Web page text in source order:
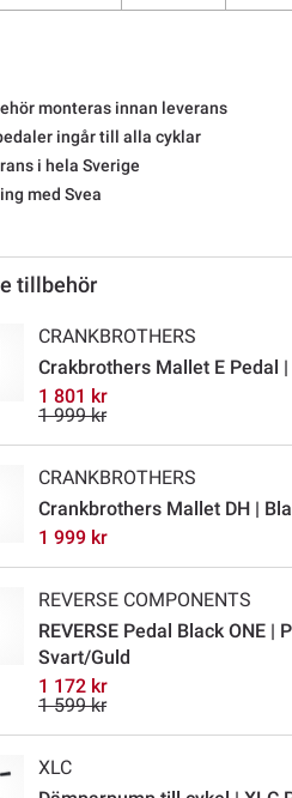
monteras innan leverans
ingår till alla cyklar
i hela Sverige
med Svea
tillbehör
CRANKBROTHERS
Crakbrothers Mallet E Pedal
1 801 kr
1 999 kr
CRANKBROTHERS
Crankbrothers Mallet DH |
1 999 kr
REVERSE COMPONENTS
REVERSE Pedal Black ONE
Svart/Guld
1 172 kr
1 599 kr
XLC